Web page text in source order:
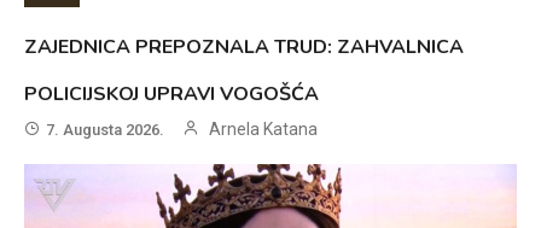
ZAJEDNICA PREPOZNALA TRUD: ZAHVALNICA
POLICIJSKOJ UPRAVI VOGOŠĆA
7. Augusta 2026. Arnela Katana